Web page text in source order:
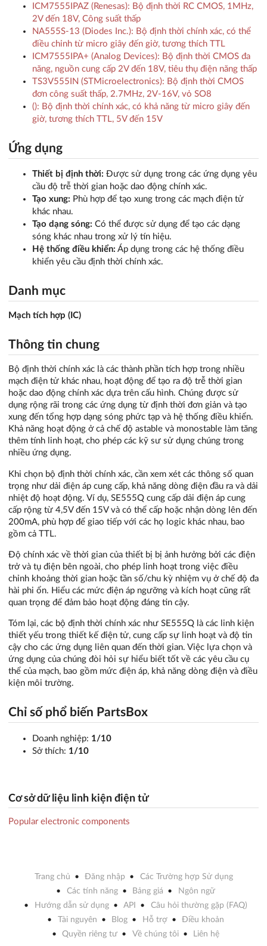
ICM7555IPAZ (Renesas): Bộ định thời RC CMOS, 1MHz,
2V đến 18V, Công suất thấp
NA555S-13 (Diodes Inc.): Bộ định thời chính xác, có thể
điều chỉnh từ micro giây đến giờ, tương thích TTL
ICM7555IPA+ (Analog Devices): Bộ định thời CMOS đa
năng, nguồn cung cấp 2V đến 18V, tiêu thụ điện năng thấp
TS3V555IN (STMicroelectronics): Bộ định thời CMOS
đơn công suất thấp, 2.7MHz, 2V-16V, vỏ SO8
(): Bộ định thời chính xác, có khả năng từ micro giây đến
giờ, tương thích TTL, 5V đến 15V
Ứng dụng
Thiết bị định thời: Được sử dụng trong các ứng dụng yêu
cầu độ trễ thời gian hoặc dao động chính xác.
Tạo xung: Phù hợp để tạo xung trong các mạch điện tử
khác nhau.
Tạo dạng sóng: Có thể được sử dụng để tạo các dạng
sóng khác nhau trong xử lý tín hiệu.
Hệ thống điều khiển: Áp dụng trong các hệ thống điều
khiển yêu cầu định thời chính xác.
Danh mục
Mạch tích hợp (IC)
Thông tin chung
Bộ định thời chính xác là các thành phần tích hợp trong nhiều
mạch điện tử khác nhau, hoạt động để tạo ra độ trễ thời gian
hoặc dao động chính xác dựa trên cấu hình. Chúng được sử
dụng rộng rãi trong các ứng dụng từ định thời đơn giản và tạo
xung đến tổng hợp dạng sóng phức tạp và hệ thống điều khiển.
Khả năng hoạt động ở cả chế độ astable và monostable làm tăng
thêm tính linh hoạt, cho phép các kỹ sư sử dụng chúng trong
nhiều ứng dụng.
Khi chọn bộ định thời chính xác, cần xem xét các thông số quan
trọng như dải điện áp cung cấp, khả năng dòng điện đầu ra và dải
nhiệt độ hoạt động. Ví dụ, SE555Q cung cấp dải điện áp cung
cấp rộng từ 4,5V đến 15V và có thể cấp hoặc nhận dòng lên đến
200mA, phù hợp để giao tiếp với các họ logic khác nhau, bao
gồm cả TTL.
Độ chính xác về thời gian của thiết bị bị ảnh hưởng bởi các điện
trở và tụ điện bên ngoài, cho phép linh hoạt trong việc điều
chỉnh khoảng thời gian hoặc tần số/chu kỳ nhiệm vụ ở chế độ đa
hài phi ổn. Hiểu các mức điện áp ngưỡng và kích hoạt cũng rất
quan trọng để đảm bảo hoạt động đáng tin cậy.
Tóm lại, các bộ định thời chính xác như SE555Q là các linh kiện
thiết yếu trong thiết kế điện tử, cung cấp sự linh hoạt và độ tin
cậy cho các ứng dụng liên quan đến thời gian. Việc lựa chọn và
ứng dụng của chúng đòi hỏi sự hiểu biết tốt về các yêu cầu cụ
thể của mạch, bao gồm mức điện áp, khả năng dòng điện và điều
kiện môi trường.
Chỉ số phổ biến PartsBox
Doanh nghiệp: 1/10
Sở thích: 1/10
Cơ sở dữ liệu linh kiện điện tử
Popular electronic components
Trang chủ Đăng nhập
Các Trường hợp Sử dụng
Các tính năng
Bảng giá
Ngôn ngữ
Hướng dẫn sử dụng
API
Câu hỏi thường gặp (FAQ)
Tài nguyên
Blog Hỗ trợ
Điều khoản
Quyền riêng tư
Về chúng tôi Liên hệ